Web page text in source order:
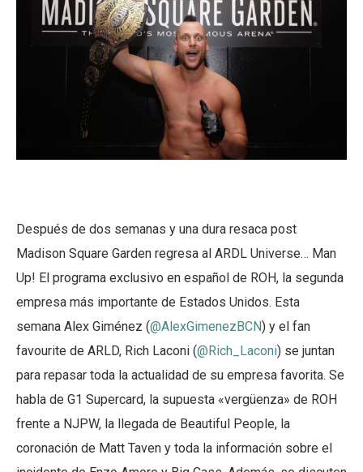
Después de dos semanas y una dura resaca post
Madison Square Garden regresa al ARDL Universe… Man
Up! El programa exclusivo en español de ROH, la segunda
empresa más importante de Estados Unidos. Esta
semana Alex Giménez (@AlexGimenezBCN) y el fan
favourite de ARLD, Rich Laconi (@Rich_Laconi) se juntan
para repasar toda la actualidad de su empresa favorita. Se
habla de G1 Supercard, la supuesta «vergüenza» de ROH
frente a NJPW, la llegada de Beautiful People, la
coronación de Matt Taven y toda la información sobre el